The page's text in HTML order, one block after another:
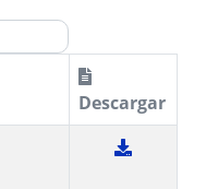
Descargar